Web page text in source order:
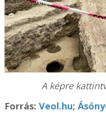
A képre
Forrás: Veol.hu;